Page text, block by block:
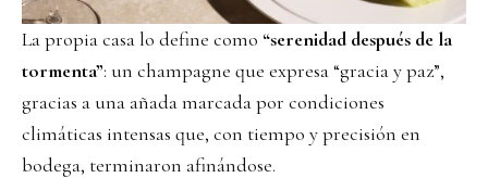
La propia casa lo define como “serenidad después de la
tormenta”: un champagne que expresa “gracia y paz”,
gracias a una añada marcada por condiciones
climáticas intensas que, con tiempo y precisión en
bodega, terminaron afinándose.